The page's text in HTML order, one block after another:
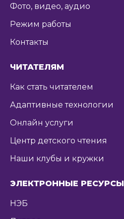
Фото, видео, аудио
Режим работы
Контакты
ЧИТАТЕЛЯМ
Как стать читателем
Адаптивные технологии
Онлайн услуги
Центр детского чтения
Наши клубы и кружки
ЭЛЕКТРОННЫЕ РЕСУРСЫ
НЭБ